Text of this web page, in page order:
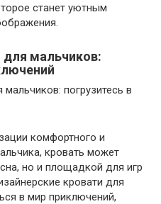
станет уютным
для мальчиков:
комфортного и
кровать может
но и площадкой для игр
кровати для
в мир приключений,